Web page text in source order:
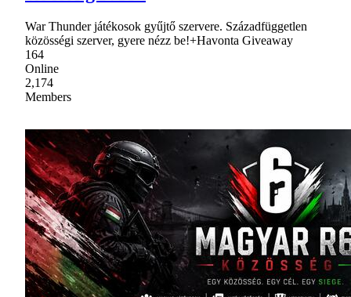
War Thunder játékosok gyűjtő szervere. Századfüggetlen
közösségi szerver, gyere nézz be!+Havonta Giveaway
164
Online
2,174
Members